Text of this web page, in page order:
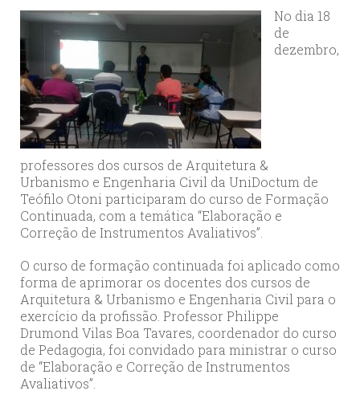
No dia 18
de
dezembro,
professores dos cursos de Arquitetura &
Urbanismo e Engenharia Civil da UniDoctum de
Teófilo Otoni participaram do curso de Formação
Continuada, com a temática “Elaboração e
Correção de Instrumentos Avaliativos”.
O curso de formação continuada foi aplicado como
forma de aprimorar os docentes dos cursos de
Arquitetura & Urbanismo e Engenharia Civil para o
exercício da profissão. Professor Philippe
Drumond Vilas Boa Tavares, coordenador do curso
de Pedagogia, foi convidado para ministrar o curso
de “Elaboração e Correção de Instrumentos
Avaliativos”.